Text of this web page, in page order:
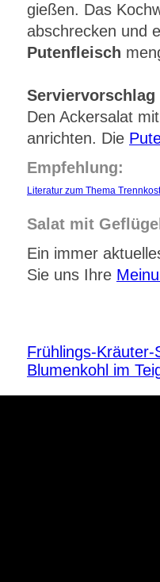
gießen. Das
abschrecken und
Putenfleisch
Serviervorschlag
Den Ackersalat
anrichten. Die
Empfehlung:
Literatur zum Thema Trennkost
Salat mit
Ein immer
Sie uns Ihre
Frühlings-Kräuter-
Blumenkohl im